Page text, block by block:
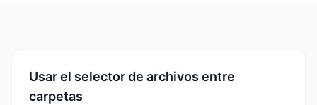
Usar el selector de archivos entre
carpetas